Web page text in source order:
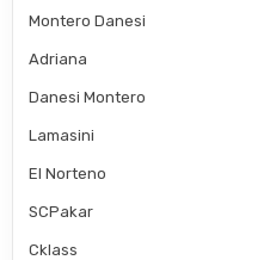
Montero Danesi
Adriana
Danesi Montero
Lamasini
El Norteno
SCPakar
Cklass